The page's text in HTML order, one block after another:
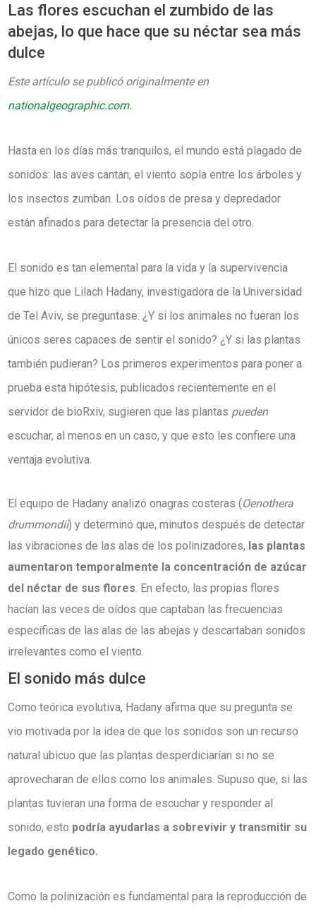
Las flores escuchan el zumbido de las
abejas, lo que hace que su néctar sea más
dulce
Este artículo se publicó originalmente en
nationalgeographic.com.
Hasta en los días más tranquilos, el mundo está plagado de
sonidos: las aves cantan, el viento sopla entre los árboles y
los insectos zumban. Los oídos de presa y depredador
están afinados para detectar la presencia del otro.
El sonido es tan elemental para la vida y la supervivencia
que hizo que Lilach Hadany, investigadora de la Universidad
de Tel Aviv, se preguntase: ¿Y si los animales no fueran los
únicos seres capaces de sentir el sonido? ¿Y si las plantas
también pudieran? Los primeros experimentos para poner a
prueba esta hipótesis, publicados recientemente en el
servidor de bioRxiv, sugieren que las plantas pueden
escuchar, al menos en un caso, y que esto les confiere una
ventaja evolutiva.
El equipo de Hadany analizó onagras costeras (Oenothera
drummondii) y determinó que, minutos después de detectar
las vibraciones de las alas de los polinizadores, las plantas
aumentaron temporalmente la concentración de azúcar
del néctar de sus flores . En efecto, las propias flores
hacían las veces de oídos que captaban las frecuencias
específicas de las alas de las abejas y descartaban sonidos
irrelevantes como el viento.
El sonido más dulce
Como teórica evolutiva, Hadany afirma que su pregunta se
vio motivada por la idea de que los sonidos son un recurso
natural ubicuo que las plantas desperdiciarían si no se
aprovecharan de ellos como los animales. Supuso que, si las
plantas tuvieran una forma de escuchar y responder al
sonido, esto podría ayudarlas a sobrevivir y transmitir su
legado genético.
Como la polinización es fundamental para la reproducción de